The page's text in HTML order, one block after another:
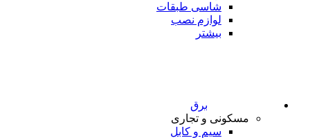
شاسی طبقات
لوازم نصب
بیشتر
برق
مسکونی و تجاری
سیم و کابل